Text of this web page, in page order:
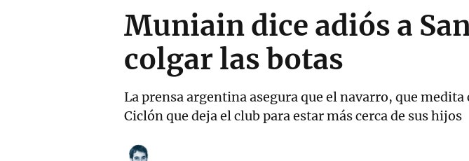
Muniain dice adiós a
colgar las botas
La prensa argentina asegura que el navarro, que
Ciclón que deja el club para estar más cerca de sus hijos